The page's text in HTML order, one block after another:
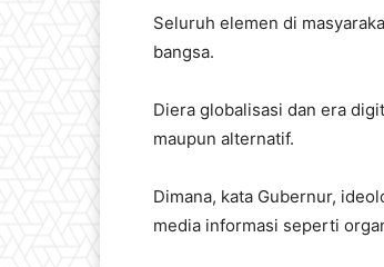
Seluruh elemen di
bangsa.
Diera globalisasi dan era
maupun alternatif.
Dimana, kata Gubernur,
media informasi seperti